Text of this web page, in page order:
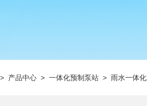
> 产品中心 > 一体化预制泵站 > 雨水一体